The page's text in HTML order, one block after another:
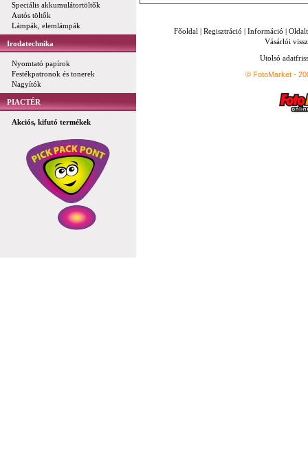
Speciális akkumulátortöltők
Autós töltők
Lámpák, elemlámpák
Irodatechnika
Nyomtató papírok
Festékpatronok és tonerek
Nagyítók
PIACTÉR
Akciós, kifutó termékek
Főoldal | Regisztráció | Információ |
Vásárlói
Utolsó
© FotoMarket -